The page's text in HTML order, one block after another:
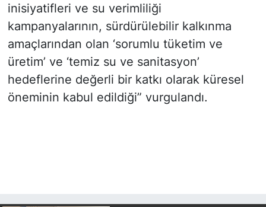
inisiyatifleri ve su verimliliği
kampanyalarının, sürdürülebilir kalkınma
amaçlarından olan ‘sorumlu tüketim ve
üretim’ ve ‘temiz su ve sanitasyon’
hedeflerine değerli bir katkı olarak küresel
öneminin kabul edildiği” vurgulandı.